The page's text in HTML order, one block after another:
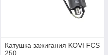
Катушка зажигания KOVI FCS
250